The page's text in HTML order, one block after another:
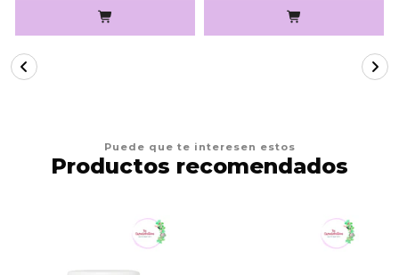
Puede que te interesen estos
Productos recomendados